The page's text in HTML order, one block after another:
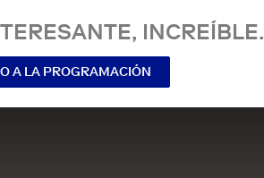
INCREÍBLE.
A LA PROGRAMACIÓN